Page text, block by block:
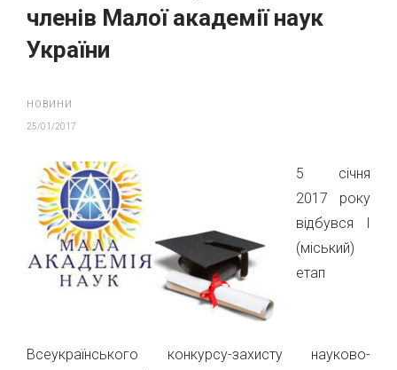
членів Малої академії наук
України
НОВИНИ
25/01/2017
5 січня
2017 року
відбувся І
(міський)
етап
Всеукраїнського конкурсу-захисту науково-